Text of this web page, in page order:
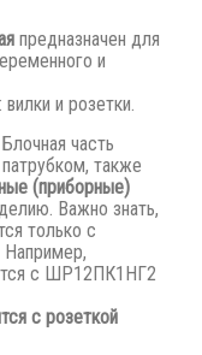
предназначен для
и
и розетки.
часть
также
(приборные)
Важно знать,
только с
с ШР12ПК1НГ2
с розеткой